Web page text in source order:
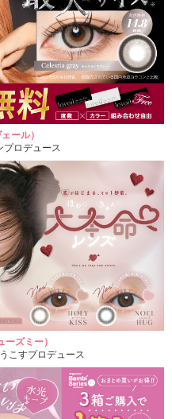
ール）
プロデュース
ズミー）
こすプロデュース